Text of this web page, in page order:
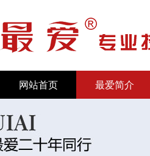
网站首页 最爱简介